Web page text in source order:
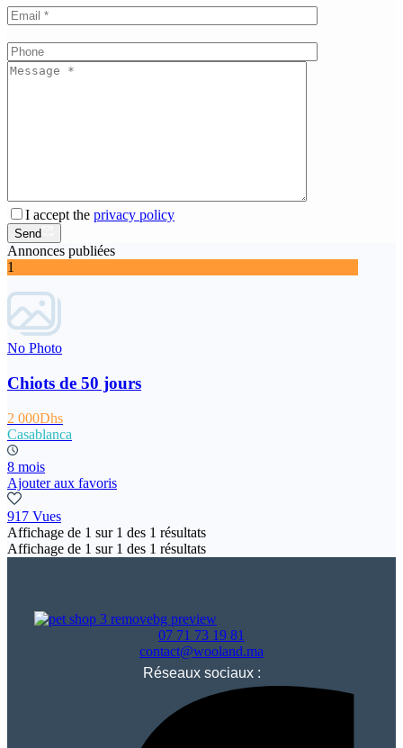
I accept the privacy policy
Send
Annonces publiées
1
No Photo
Chiots de 50 jours
2 000Dhs
Casablanca
8 mois
Ajouter aux favoris
917 Vues
Affichage de 1 sur 1 des 1 résultats
Affichage de 1 sur 1 des 1 résultats
07 71 73 19 81
contact@wooland.ma
Réseaux sociaux :